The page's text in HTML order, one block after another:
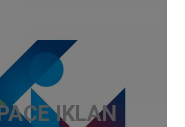
IKLAN